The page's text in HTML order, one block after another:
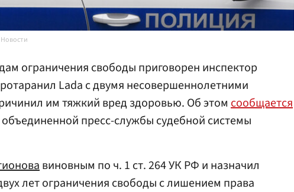
ограничения свободы приговорен инспектор
Lada с двумя несовершеннолетними
им тяжкий вред здоровью. Об этом сообщается
пресс-службы судебной системы
виновным по ч. 1 ст. 264 УК РФ и назначил
лет ограничения свободы с лишением права